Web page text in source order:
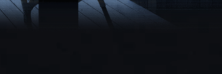
tel.0957-73-3331